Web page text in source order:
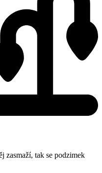
zasmaží, tak se podzimek